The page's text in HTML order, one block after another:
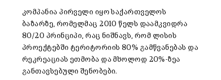
კომპანია პირველი იყო საქართველოს
ბაზარზე, რომელმაც 2010 წელს დაამკვიდრა
80/20 პრინციპი, რაც ნიშნავს, რომ ლისის
პროექტებში ტერიტორიის 80% გამწვანებას და
რეკრეაციას ეთმობა და მხოლოდ 20%-ზეა
განთავსებული შენობები.